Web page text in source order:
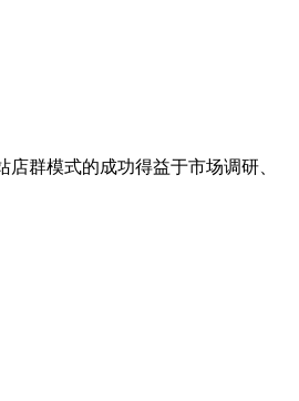
群模式的成功得益于市场调研、